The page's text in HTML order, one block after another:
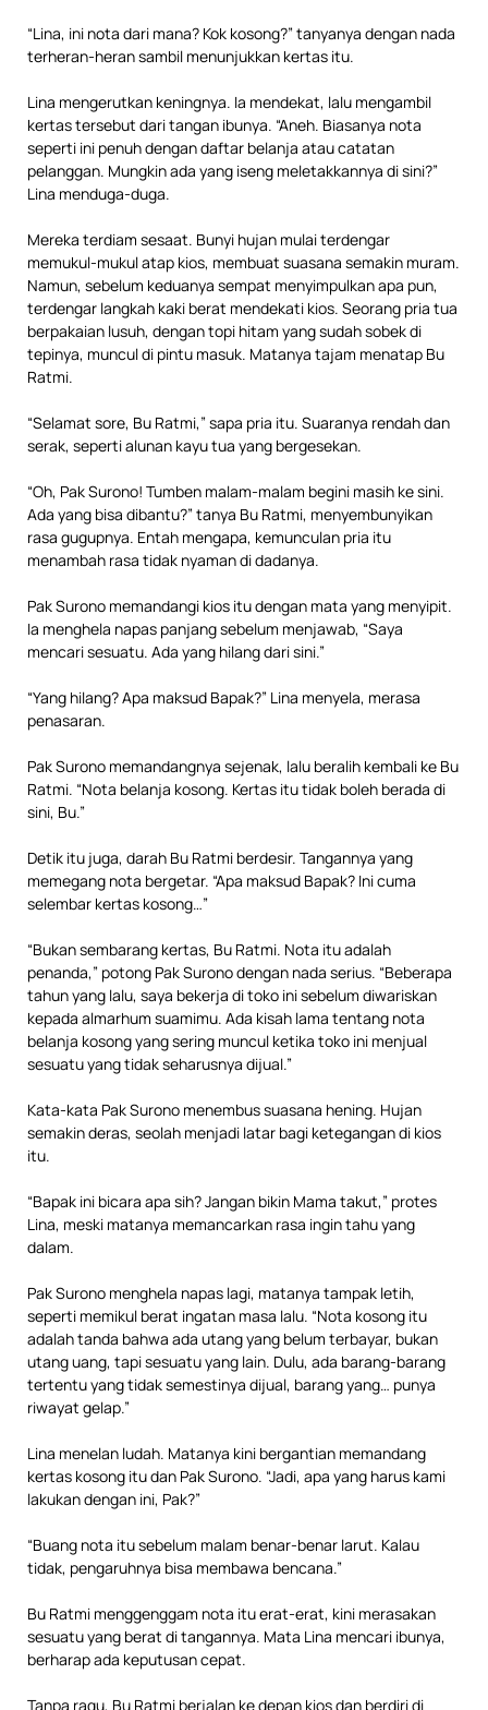
“Lina, ini nota dari mana? Kok kosong?” tanyanya dengan nada
terheran-heran sambil menunjukkan kertas itu.
Lina mengerutkan keningnya. Ia mendekat, lalu mengambil
kertas tersebut dari tangan ibunya. “Aneh. Biasanya nota
seperti ini penuh dengan daftar belanja atau catatan
pelanggan. Mungkin ada yang iseng meletakkannya di sini?”
Lina menduga-duga.
Mereka terdiam sesaat. Bunyi hujan mulai terdengar
memukul-mukul atap kios, membuat suasana semakin muram.
Namun, sebelum keduanya sempat menyimpulkan apa pun,
terdengar langkah kaki berat mendekati kios. Seorang pria tua
berpakaian lusuh, dengan topi hitam yang sudah sobek di
tepinya, muncul di pintu masuk. Matanya tajam menatap Bu
Ratmi.
“Selamat sore, Bu Ratmi,” sapa pria itu. Suaranya rendah dan
serak, seperti alunan kayu tua yang bergesekan.
“Oh, Pak Surono! Tumben malam-malam begini masih ke sini.
Ada yang bisa dibantu?” tanya Bu Ratmi, menyembunyikan
rasa gugupnya. Entah mengapa, kemunculan pria itu
menambah rasa tidak nyaman di dadanya.
Pak Surono memandangi kios itu dengan mata yang menyipit.
Ia menghela napas panjang sebelum menjawab, “Saya
mencari sesuatu. Ada yang hilang dari sini.”
“Yang hilang? Apa maksud Bapak?” Lina menyela, merasa
penasaran.
Pak Surono memandangnya sejenak, lalu beralih kembali ke Bu
Ratmi. “Nota belanja kosong. Kertas itu tidak boleh berada di
sini, Bu.”
Detik itu juga, darah Bu Ratmi berdesir. Tangannya yang
memegang nota bergetar. “Apa maksud Bapak? Ini cuma
selembar kertas kosong…”
“Bukan sembarang kertas, Bu Ratmi. Nota itu adalah
penanda,” potong Pak Surono dengan nada serius. “Beberapa
tahun yang lalu, saya bekerja di toko ini sebelum diwariskan
kepada almarhum suamimu. Ada kisah lama tentang nota
belanja kosong yang sering muncul ketika toko ini menjual
sesuatu yang tidak seharusnya dijual.”
Kata-kata Pak Surono menembus suasana hening. Hujan
semakin deras, seolah menjadi latar bagi ketegangan di kios
itu.
“Bapak ini bicara apa sih? Jangan bikin Mama takut,” protes
Lina, meski matanya memancarkan rasa ingin tahu yang
dalam.
Pak Surono menghela napas lagi, matanya tampak letih,
seperti memikul berat ingatan masa lalu. “Nota kosong itu
adalah tanda bahwa ada utang yang belum terbayar, bukan
utang uang, tapi sesuatu yang lain. Dulu, ada barang-barang
tertentu yang tidak semestinya dijual, barang yang… punya
riwayat gelap.”
Lina menelan ludah. Matanya kini bergantian memandang
kertas kosong itu dan Pak Surono. “Jadi, apa yang harus kami
lakukan dengan ini, Pak?”
“Buang nota itu sebelum malam benar-benar larut. Kalau
tidak, pengaruhnya bisa membawa bencana.”
Bu Ratmi menggenggam nota itu erat-erat, kini merasakan
sesuatu yang berat di tangannya. Mata Lina mencari ibunya,
berharap ada keputusan cepat.
Tanpa ragu, Bu Ratmi berjalan ke depan kios dan berdiri di